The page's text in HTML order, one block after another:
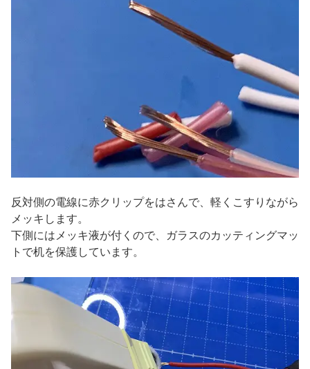
反対側の電線に赤クリップをはさんで、軽くこすりながら
メッキします。
下側にはメッキ液が付くので、ガラスのカッティングマッ
トで机を保護しています。